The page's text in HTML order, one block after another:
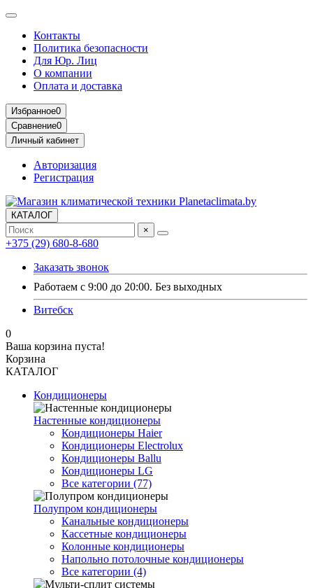
Контакты
Политика безопасности
Для Юр. Лиц
О компании
Оплата и доставка
Избранное0
Сравнение0
Личный кабинет
Авторизация
Регистрация
КАТАЛОГ
×
+375 (29) 680-8-680
Заказать звонок
Работаем с 9:00 до 20:00. Без выходных
Витебск
0
Ваша корзина пуста!
Корзина
КАТАЛОГ
Кондиционеры
Настенные кондиционеры
Кондиционеры Haier
Кондиционеры Electrolux
Кондиционеры Ballu
Кондиционеры LG
Все категории (77)
Полупром кондиционеры
Канальные кондиционеры
Кассетные кондиционеры
Колонные кондиционеры
Напольно потолочные кондиционеры
Все категории (4)